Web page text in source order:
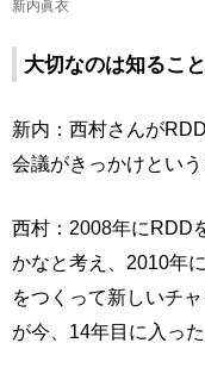
新内眞衣
大切なのは知るこ
新内：西村さんが
会議がきっかけとい
西村：2008年にRDD
かなと考え、2010年
をつくって新しいチ
が今、14年目に入っ